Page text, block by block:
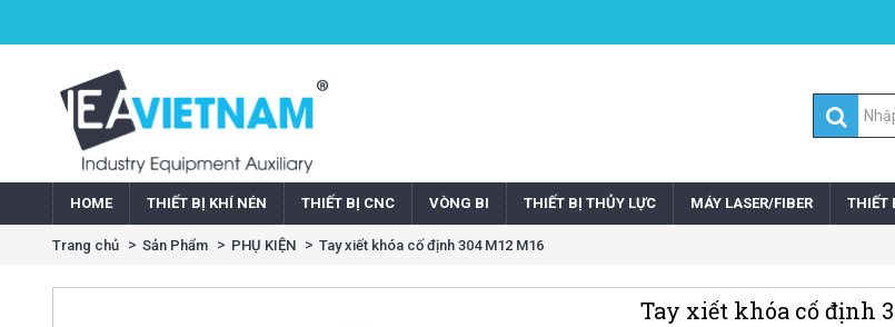
HOME THIẾT BỊ KHÍ NÉN THIẾT BỊ CNC VÒNG BI THIẾT BỊ THỦY LỰC MÁY LASER/FIBER THIẾT
Trang chủ Sản Phẩm PHỤ KIỆN Tay xiết khóa cố định 304 M12 M16
Tay xiết khóa cố định